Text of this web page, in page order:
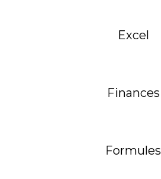
Excel
Finances
Formules